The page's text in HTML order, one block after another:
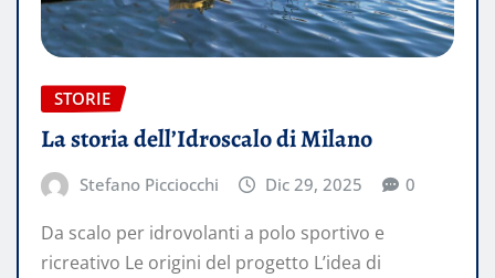
STORIE
La storia dell’Idroscalo di Milano
Stefano Picciocchi Dic 29, 2025 0
Da scalo per idrovolanti a polo sportivo e
ricreativo Le origini del progetto L’idea di